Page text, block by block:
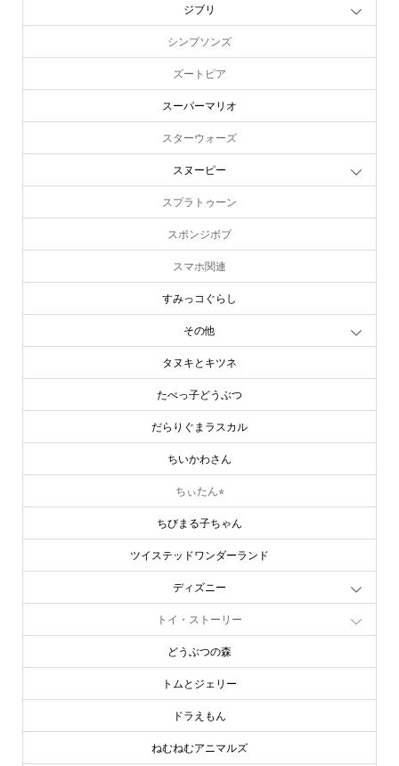
ジブリ
シンプソンズ
ズートピア
スーパーマリオ
スターウォーズ
スヌーピー
スプラトゥーン
スポンジボブ
スマホ関連
すみっコぐらし
その他
タヌキとキツネ
たべっ子どうぶつ
だらりぐまラスカル
ちいかわさん
ちぃたん⭐︎
ちびまる子ちゃん
ツイステッドワンダーランド
ディズニー
トイ・ストーリー
どうぶつの森
トムとジェリー
ドラえもん
ねむねむアニマルズ